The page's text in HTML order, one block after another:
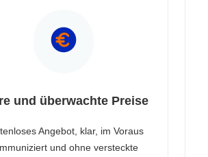
und überwachte Preise
Angebot, klar, im Voraus
und ohne versteckte